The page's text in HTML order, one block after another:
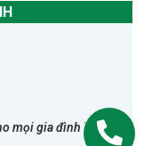
mọi gia đình Việt!